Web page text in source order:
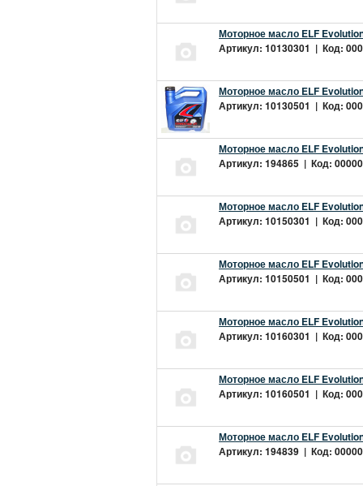
Моторное масло ELF
Артикул: 10130301 | Код:
Моторное масло ELF
Артикул: 10130501 | Код:
Моторное масло ELF
Артикул: 194865 | Код:
Моторное масло ELF
Артикул: 10150301 | Код:
Моторное масло ELF
Артикул: 10150501 | Код:
Моторное масло ELF
Артикул: 10160301 | Код:
Моторное масло ELF
Артикул: 10160501 | Код:
Моторное масло ELF
Артикул: 194839 | Код: